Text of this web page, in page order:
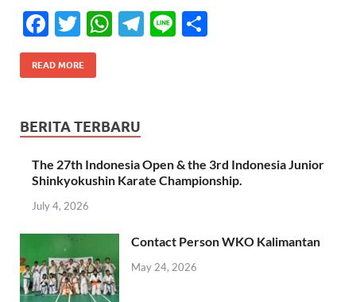
F
ac
e
o
k
T
w
itt
W
A
p
T
Li
READ MORE
BERITA TERBARU
The 27th Indonesia Open & the 3rd Indonesia Junior
Shinkyokushin Karate Championship.
July 4, 2026
Contact Person WKO Kalimantan
May 24, 2026